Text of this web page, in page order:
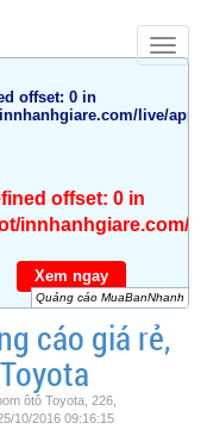
offset: 0 in
live/
offset: 0 in
innhanhgiare.com/
Xem ngay
Quảng cáo MuaBanNhanh
cáo giá rẻ,
ôtô Toyota, 226,
10/2016 09:16:15